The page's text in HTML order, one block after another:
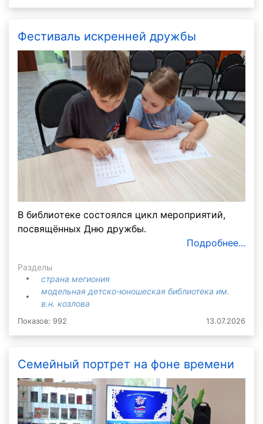
Фестиваль искренней дружбы
В библиотеке состоялся цикл мероприятий,
посвящённых Дню дружбы.
Подробнее...
Разделы
страна мегиония
модельная детско-юношеская библиотека им.
в.н. козлова
Показов: 992 13.07.2026
Семейный портрет на фоне времени